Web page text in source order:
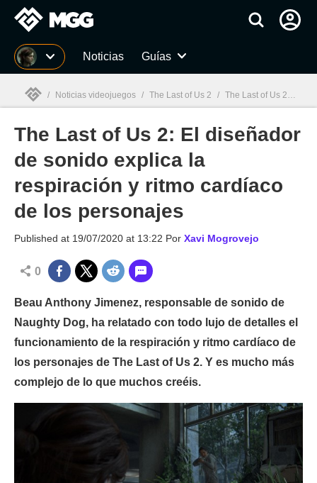
MGG Noticias Guías
MGG
/ Noticias videojuegos / The Last of Us 2 / The Last of Us 2: El diseñador de sonido explica la respiración y ritmo cardíaco de los personajes
The Last of Us 2: El diseñador
de sonido explica la
respiración y ritmo cardíaco
de los personajes
Published at 19/07/2020 at 13:22 Por Xavi Mogrovejo
0
Beau Anthony Jimenez, responsable de sonido de
Naughty Dog, ha relatado con todo lujo de detalles el
funcionamiento de la respiración y ritmo cardíaco de
los personajes de The Last of Us 2. Y es mucho más
complejo de lo que muchos creéis.